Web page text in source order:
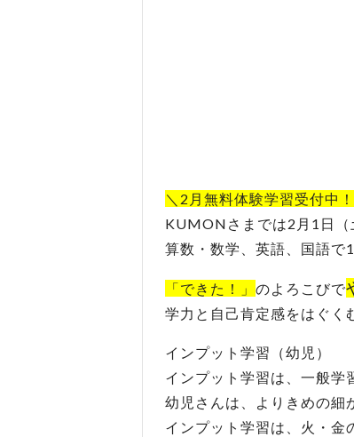
＼2月無料体験学習受付中
KUMONさまでは2月1日（
算数・数学、英語、国語で
「できた！」 のよろこびで
学力と自己肯定感をはぐ
インプット学習（幼児）
インプット学習は、一般学
幼児さんは、よりきめの細
インプット学習は、火・金